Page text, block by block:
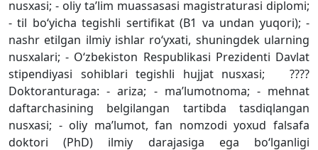
nusxasi; - oliy ta’lim muassasasi magistraturasi diplomi;
- til bo‘yicha tegishli sertifikat (B1 va undan yuqori); -
nashr etilgan ilmiy ishlar ro‘yxati, shuningdek ularning
nusxalari; - O‘zbekiston Respublikasi Prezidenti Davlat
stipendiyasi sohiblari tegishli hujjat nusxasi; ????
Doktoranturaga: - ariza; - ma’lumotnoma; - mehnat
daftarchasining belgilangan tartibda tasdiqlangan
nusxasi; - oliy ma’lumot, fan nomzodi yoxud falsafa
doktori (PhD) ilmiy darajasiga ega bo‘lganligi